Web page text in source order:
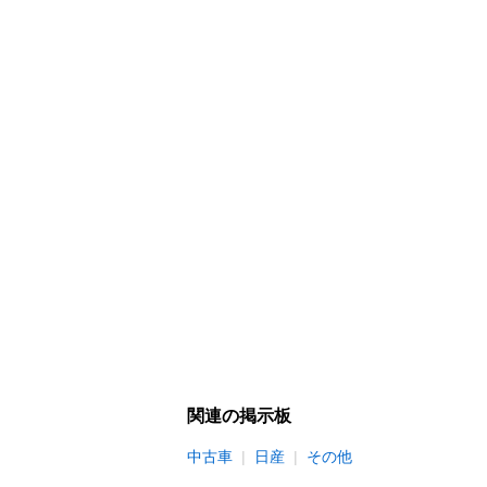
関連の掲示板
中古車 日産 その他